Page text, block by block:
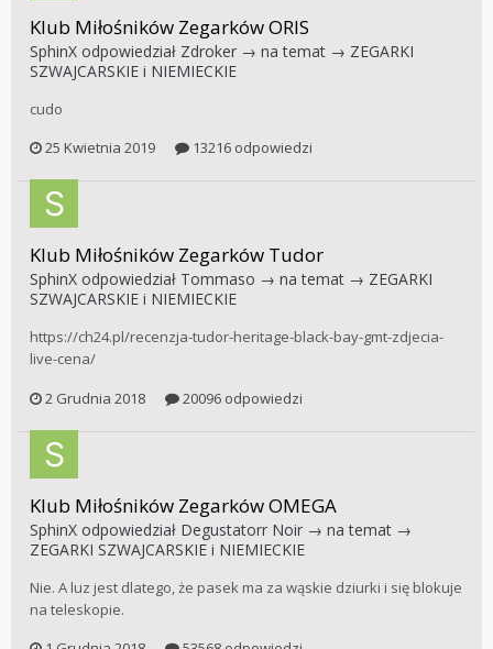
Klub Miłośników Zegarków ORIS
SphinX odpowiedział Zdroker → na temat → ZEGARKI
SZWAJCARSKIE i NIEMIECKIE
cudo
25 Kwietnia 2019
13216 odpowiedzi
Klub Miłośników Zegarków Tudor
SphinX odpowiedział Tommaso → na temat → ZEGARKI
SZWAJCARSKIE i NIEMIECKIE
https://ch24.pl/recenzja-tudor-heritage-black-bay-gmt-zdjecia-
live-cena/
2 Grudnia 2018
20096 odpowiedzi
Klub Miłośników Zegarków OMEGA
SphinX odpowiedział Degustatorr Noir → na temat →
ZEGARKI SZWAJCARSKIE i NIEMIECKIE
Nie. A luz jest dlatego, że pasek ma za wąskie dziurki i się blokuje
na teleskopie.